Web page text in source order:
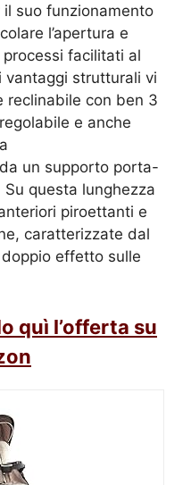
il suo funzionamento
l’apertura e
facilitati al
vantaggi strutturali vi
reclinabile con ben 3
e anche
un supporto porta-
questa lunghezza
piroettanti e
caratterizzate dal
effetto sulle
quì l’offerta su